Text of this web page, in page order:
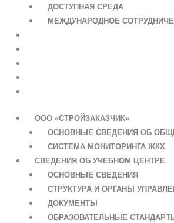
ДОСТУПНАЯ СРЕДА
МЕЖДУНАРОДНОЕ
ООО «СТРОЙЗАКАЗЧИК»
ОСНОВНЫЕ СВЕДЕНИЯ ОБ
СИСТЕМА МОНИТОРИНГА ЖКХ
СВЕДЕНИЯ ОБ УЧЕБНОМ ЦЕНТРЕ
ОСНОВНЫЕ СВЕДЕНИЯ
СТРУКТУРА И ОРГАНЫ
ДОКУМЕНТЫ
ОБРАЗОВАТЕЛЬНЫЕ